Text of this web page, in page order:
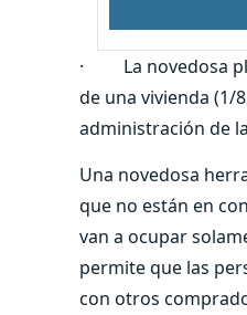
· La novedosa
de una vivienda (1/
administración de
Una novedosa
que no están en
van a ocupar
permite que las
con otros